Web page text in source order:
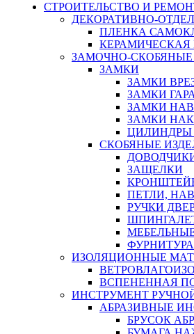
СТРОИТЕЛЬСТВО И
ДЕКОРАТИВНО-
ПЛЕНКА
КЕРАМИЧЕСКАЯ
ЗАМОЧНО-СКОБЯНЫЕ
ЗАМКИ
ЗАМКИ
ЗАМКИ
ЗАМКИ
ЗАМКИ
ЦИЛИНДРЫ
СКОБЯНЫЕ
ЗАЩЕЛКИ
ПЕТЛИ,
РУЧКИ
ИЗОЛЯЦИОННЫЕ
ВСПЕНЕННАЯ
ИНСТРУМЕНТ
АБРАЗИВНЫЕ
БРУСОК